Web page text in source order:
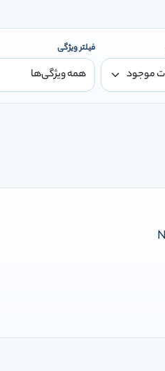
فیلتر ویژگی